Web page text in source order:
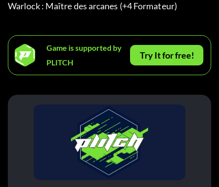
Warlock : Maître des arcanes (+4 Formateur)
Game is supported by
PLITCH
Try It for free!